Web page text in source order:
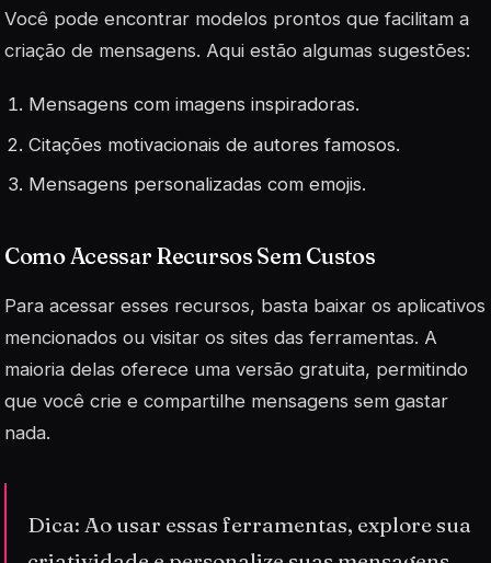
Você pode encontrar modelos prontos que facilitam a
criação de mensagens. Aqui estão algumas sugestões:
Mensagens com imagens inspiradoras.
Citações motivacionais de autores famosos.
Mensagens personalizadas com emojis.
Como Acessar Recursos Sem Custos
Para acessar esses recursos, basta baixar os aplicativos
mencionados ou visitar os sites das ferramentas. A
maioria delas oferece uma versão gratuita, permitindo
que você crie e compartilhe mensagens sem gastar
nada.
Dica: Ao usar essas ferramentas, explore sua